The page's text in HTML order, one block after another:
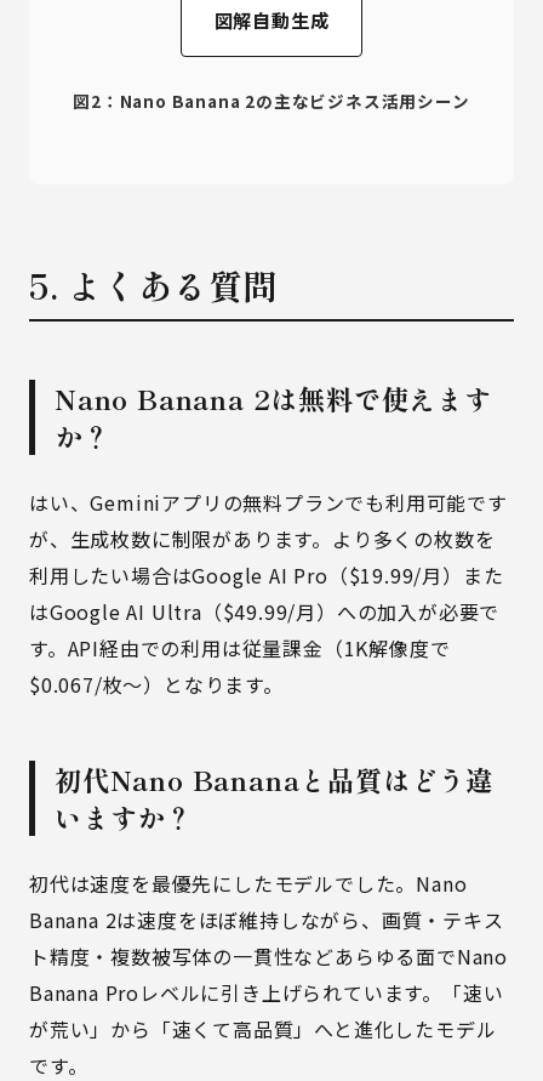
図解自動生成
図2：Nano Banana 2の主なビジネス活用シーン
5. よくある質問
Nano Banana 2は無料で使えます
か？
はい、Geminiアプリの無料プランでも利用可能です
が、生成枚数に制限があります。より多くの枚数を
利用したい場合はGoogle AI Pro（$19.99/月）また
はGoogle AI Ultra（$49.99/月）への加入が必要で
す。API経由での利用は従量課金（1K解像度で
$0.067/枚〜）となります。
初代Nano Bananaと品質はどう違
いますか？
初代は速度を最優先にしたモデルでした。Nano
Banana 2は速度をほぼ維持しながら、画質・テキス
ト精度・複数被写体の一貫性などあらゆる面でNano
Banana Proレベルに引き上げられています。「速い
が荒い」から「速くて高品質」へと進化したモデル
です。